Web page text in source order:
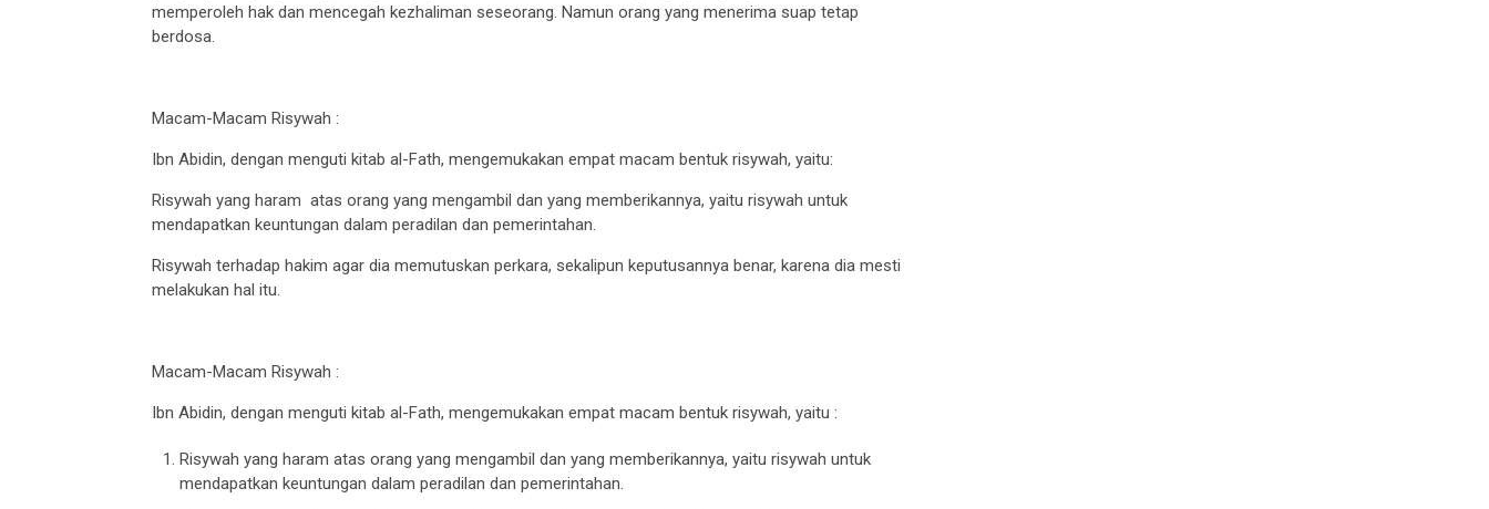
memperoleh hak dan mencegah kezhaliman seseorang. Namun orang yang menerima suap tetap
berdosa.
Macam-Macam Risywah :
Ibn Abidin, dengan menguti kitab al-Fath, mengemukakan empat macam bentuk risywah, yaitu:
Risywah yang haram atas orang yang mengambil dan yang memberikannya, yaitu risywah untuk
mendapatkan keuntungan dalam peradilan dan pemerintahan.
Risywah terhadap hakim agar dia memutuskan perkara, sekalipun keputusannya benar, karena dia mesti
melakukan hal itu.
Macam-Macam Risywah :
Ibn Abidin, dengan menguti kitab al-Fath, mengemukakan empat macam bentuk risywah, yaitu :
Risywah yang haram atas orang yang mengambil dan yang memberikannya, yaitu risywah untuk
mendapatkan keuntungan dalam peradilan dan pemerintahan.